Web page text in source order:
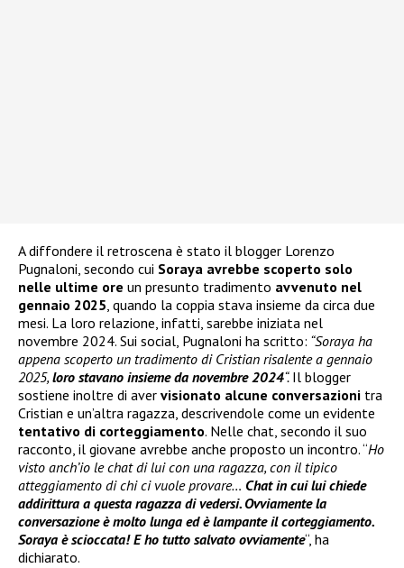
A diffondere il retroscena è stato il blogger Lorenzo
Pugnaloni, secondo cui Soraya avrebbe scoperto solo
nelle ultime ore un presunto tradimento avvenuto nel
gennaio 2025, quando la coppia stava insieme da circa due
mesi. La loro relazione, infatti, sarebbe iniziata nel
novembre 2024. Sui social, Pugnaloni ha scritto: “Soraya ha
appena scoperto un tradimento di Cristian risalente a gennaio
2025, loro stavano insieme da novembre 2024“. Il blogger
sostiene inoltre di aver visionato alcune conversazioni tra
Cristian e un’altra ragazza, descrivendole come un evidente
tentativo di corteggiamento. Nelle chat, secondo il suo
racconto, il giovane avrebbe anche proposto un incontro. “Ho
visto anch’io le chat di lui con una ragazza, con il tipico
atteggiamento di chi ci vuole provare… Chat in cui lui chiede
addirittura a questa ragazza di vedersi. Ovviamente la
conversazione è molto lunga ed è lampante il corteggiamento.
Soraya è scioccata! E ho tutto salvato ovviamente“, ha
dichiarato.